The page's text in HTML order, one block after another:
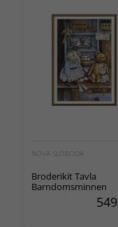
NOVA SLOBODA
Broderikit Tavla
Barndomsminnen
549